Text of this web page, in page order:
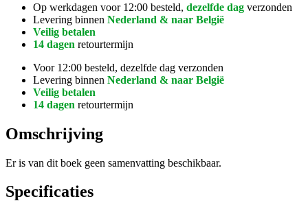
Op werkdagen voor 12:00 besteld, dezelfde dag verzonden
Levering binnen Nederland & naar België
Veilig betalen
14 dagen retourtermijn
Voor 12:00 besteld, dezelfde dag verzonden
Levering binnen Nederland & naar België
Veilig betalen
14 dagen retourtermijn
Omschrijving
Er is van dit boek geen samenvatting beschikbaar.
Specificaties